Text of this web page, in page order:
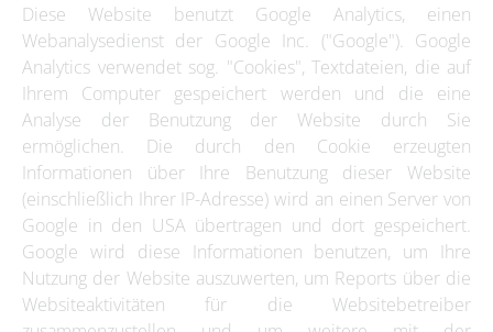
Diese Website benutzt Google Analytics, einen
Webanalysedienst der Google Inc. ("Google"). Google
Analytics verwendet sog. "Cookies", Textdateien, die auf
Ihrem Computer gespeichert werden und die eine
Analyse der Benutzung der Website durch Sie
ermöglichen. Die durch den Cookie erzeugten
Informationen über Ihre Benutzung dieser Website
(einschließlich Ihrer IP-Adresse) wird an einen Server von
Google in den USA übertragen und dort gespeichert.
Google wird diese Informationen benutzen, um Ihre
Nutzung der Website auszuwerten, um Reports über die
Websiteaktivitäten für die Websitebetreiber